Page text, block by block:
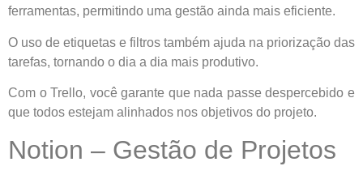
ferramentas, permitindo uma gestão ainda mais eficiente.
O uso de etiquetas e filtros também ajuda na priorização das
tarefas, tornando o dia a dia mais produtivo.
Com o Trello, você garante que nada passe despercebido e
que todos estejam alinhados nos objetivos do projeto.
Notion – Gestão de Projetos